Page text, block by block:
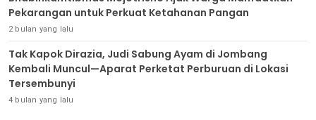
Pekarangan untuk Perkuat Ketahanan Pangan
2 bulan yang lalu
Tak Kapok Dirazia, Judi Sabung Ayam di Jombang
Kembali Muncul—Aparat Perketat Perburuan di Lokasi
Tersembunyi
4 bulan yang lalu